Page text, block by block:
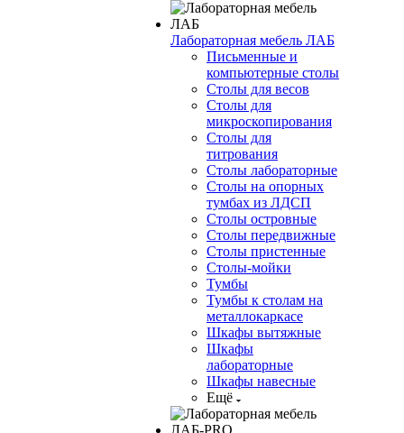
Лабораторная мебель ЛАБ
Письменные и
компьютерные столы
Столы для весов
Столы для
микроскопирования
Столы для
титрования
Столы лабораторные
Столы на опорных
тумбах из ЛДСП
Столы островные
Столы передвижные
Столы пристенные
Столы-мойки
Тумбы
Тумбы к столам на
металлокаркасе
Шкафы вытяжные
Шкафы
лабораторные
Шкафы навесные
Ещё